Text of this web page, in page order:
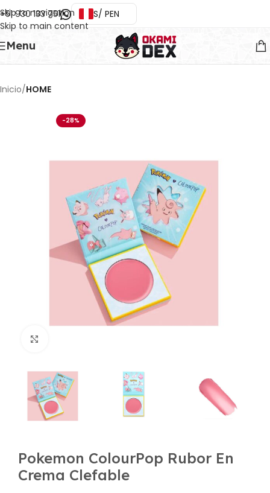
Skip to navigation
Skip to main content
+51 930 133 751 S/ PEN
Menu
Inicio HOME
-28%
Pokemon ColourPop Rubor En
Crema Clefable